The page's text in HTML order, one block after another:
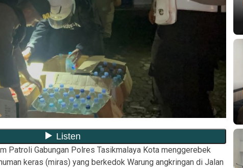
Patroli Gabungan Polres Tasikmalaya Kota menggerebek
keras (miras) yang berkedok Warung angkringan di Jalan